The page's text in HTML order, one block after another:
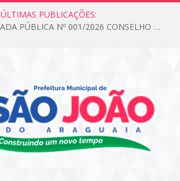
ÚLTIMAS PUBLICAÇÕES:
EDITAL DE CHAMADA PÚBLICA Nº 001/2026 CONSELHO DOS DIREITOS DA CRIANÇA E DO ADOLESCENTE